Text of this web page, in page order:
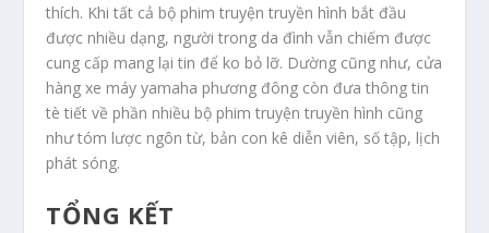
thích. Khi tất cả bộ phim truyện truyền hình bắt đầu
được nhiều dạng, người trong da đình vẫn chiếm được
cung cấp mang lại tin để ko bỏ lỡ. Dường cũng như, cửa
hàng xe máy yamaha phương đông còn đưa thông tin
tè tiết về phần nhiều bộ phim truyện truyền hình cũng
như tóm lược ngôn từ, bản con kê diễn viên, số tập, lịch
phát sóng.
TỔNG KẾT